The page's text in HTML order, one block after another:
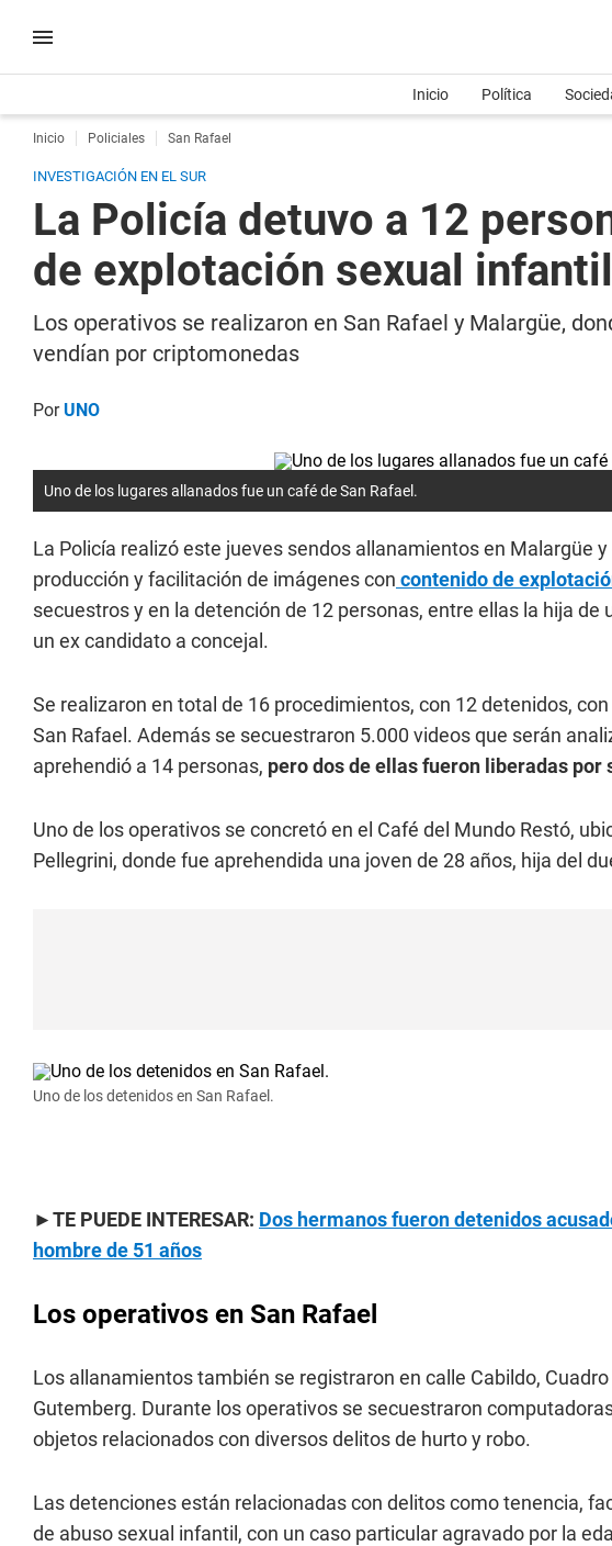
Inicio Política
Inicio Policiales San Rafael
INVESTIGACIÓN EN EL SUR
La Policía detuvo a 12
de explotación sexual infantil
Los operativos se realizaron en San Rafael y Malargüe,
vendían por criptomonedas
PorUNO
Uno de los lugares allanados fue un café de San Rafael.
La Policía realizó este jueves sendos allanamientos en Malargüe
producción y facilitación de imágenes con contenido de
secuestros y en la detención de 12 personas, entre ellas la hija
un ex candidato a concejal.
Se realizaron en total de 16 procedimientos, con 12 detenidos,
San Rafael. Además se secuestraron 5.000 videos que serán
aprehendió a 14 personas, pero dos de ellas fueron liberadas
Uno de los operativos se concretó en el Café del Mundo Restó,
Pellegrini, donde fue aprehendida una joven de 28 años, hija del
Uno de los detenidos en San Rafael.
►TE PUEDE INTERESAR: Dos hermanos fueron detenidos
hombre de 51 años
Los operativos en San Rafael
Los allanamientos también se registraron en calle Cabildo,
Gutemberg. Durante los operativos se secuestraron
objetos relacionados con diversos delitos de hurto y robo.
Las detenciones están relacionadas con delitos como tenencia,
de abuso sexual infantil, con un caso particular agravado por la